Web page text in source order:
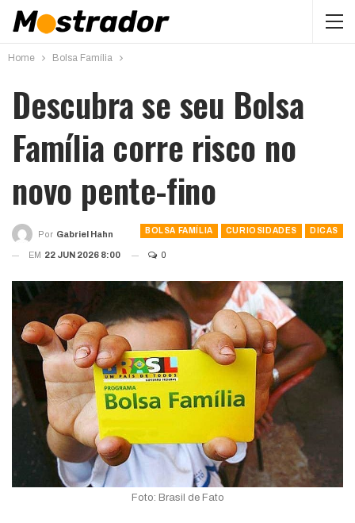
Home Bolsa Família
Descubra se seu Bolsa
Família corre risco no
novo pente-fino
BOLSA FAMÍLIA CURIOSIDADES DICAS
Por Gabriel Hahn
EM 22 JUN 2026 8:00 0
Foto: Brasil de Fato